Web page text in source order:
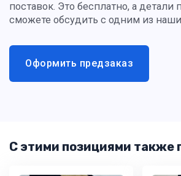
поставок. Это бесплатно, а детали
сможете обсудить с одним из
Оформить предзаказ
С этими позициями также